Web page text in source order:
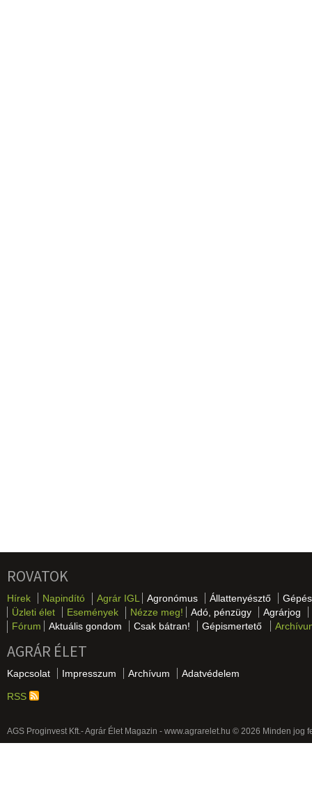
ROVATOK
Hírek Napindító Agrár IGL Agronómus Állattenyésztő
Üzleti élet
Események Nézze meg! Adó, pénzügy
Agrárjog
Fórum
Aktuális gondom Csak bátran! Gépismertető
AGRÁR ÉLET
Kapcsolat Impresszum Archívum Adatvédelem
RSS
AGS Proginvest Kft.- Agrár Élet Magazin - www.agrarelet.hu © 2026 Minden jog